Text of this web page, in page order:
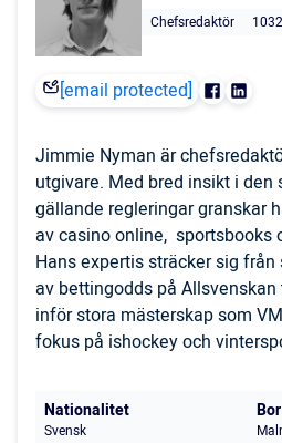
Chefsredaktör
[email protected]
Jimmie Nyman är
utgivare. Med bred insikt i den
gällande regleringar granskar
av casino online, sportsbooks
Hans expertis sträcker sig
av bettingodds på
inför stora mästerskap som
fokus på ishockey och
Nationalitet
Svensk
Bor